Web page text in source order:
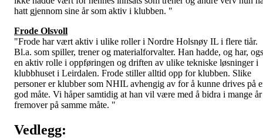
hatt gjennom sine år som aktiv i klubben. "
Frode Olsvoll
"Frode har vært aktiv i ulike roller i Nordre Holsnøy IL i flere tiår.
Bl.a. som spiller, trener og materialforvalter. Han hadde, og har,
en aktiv rolle i oppføringen og driften av ulike tekniske løsninger i
klubbhuset i Leirdalen. Frode stiller alltid opp for klubben. Slike
personer er klubber som NHIL avhengig av for å kunne drives på
god måte. Vi håper samtidig at han vil være med å bidra i mange år
fremover på samme måte. "
Vedlegg: